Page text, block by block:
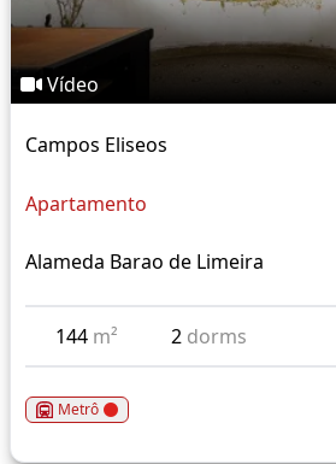
Vídeo
Campos Eliseos
Apartamento
Alameda Barao de Limeira
144 m² 2 dorms
Metrô